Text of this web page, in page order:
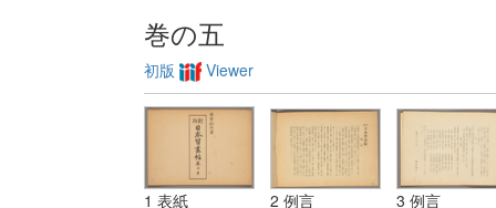
巻の五
初版 Viewer
1 表紙 2 例言 3 例言